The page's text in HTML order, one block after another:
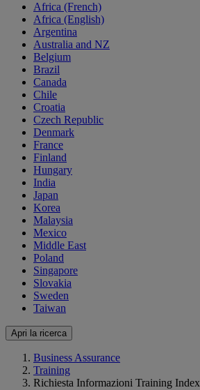
Africa (French)
Africa (English)
Argentina
Australia and NZ
Belgium
Brazil
Canada
Chile
Croatia
Czech Republic
Denmark
France
Finland
Hungary
India
Japan
Korea
Malaysia
Mexico
Middle East
Poland
Singapore
Slovakia
Sweden
Taiwan
Apri la ricerca
Business Assurance
Training
Richiesta Informazioni Training Index